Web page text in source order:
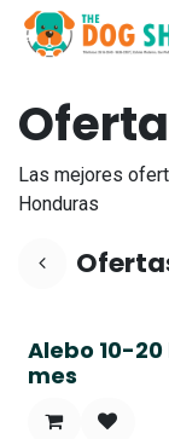
Ir al contenido
Las mejores
Honduras
Alebo 10-20
mes